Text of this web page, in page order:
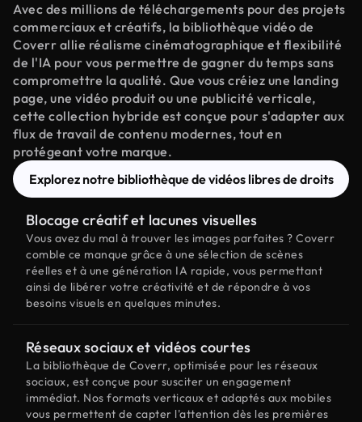
Avec des millions de téléchargements pour des projets
commerciaux et créatifs, la bibliothèque vidéo de
Coverr allie réalisme cinématographique et flexibilité
de l'IA pour vous permettre de gagner du temps sans
compromettre la qualité. Que vous créiez une landing
page, une vidéo produit ou une publicité verticale,
cette collection hybride est conçue pour s'adapter aux
flux de travail de contenu modernes, tout en
protégeant votre marque.
Explorez notre bibliothèque de vidéos libres de droits
Blocage créatif et lacunes visuelles
Vous avez du mal à trouver les images parfaites ? Coverr
comble ce manque grâce à une sélection de scènes
réelles et à une génération IA rapide, vous permettant
ainsi de libérer votre créativité et de répondre à vos
besoins visuels en quelques minutes.
Réseaux sociaux et vidéos courtes
La bibliothèque de Coverr, optimisée pour les réseaux
sociaux, est conçue pour susciter un engagement
immédiat. Nos formats verticaux et adaptés aux mobiles
vous permettent de capter l'attention dès les premières